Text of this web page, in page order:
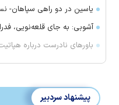
یاسین در دو راهی سپاهان-
آشوبی: به جای قلعه‌نویی،
باور‌های نادرست درباره
پیشنهاد سردبیر